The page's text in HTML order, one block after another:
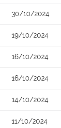
30/10/2024
19/10/2024
16/10/2024
16/10/2024
14/10/2024
11/10/2024